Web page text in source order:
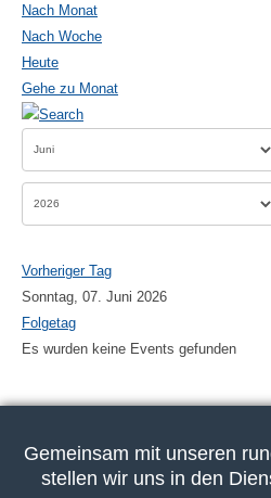
Nach Monat
Nach Woche
Heute
Gehe zu Monat
Vorheriger Tag
Sonntag, 07. Juni 2026
Folgetag
Es wurden keine Events gefunden
Gemeinsam mit unseren
stellen wir uns in den